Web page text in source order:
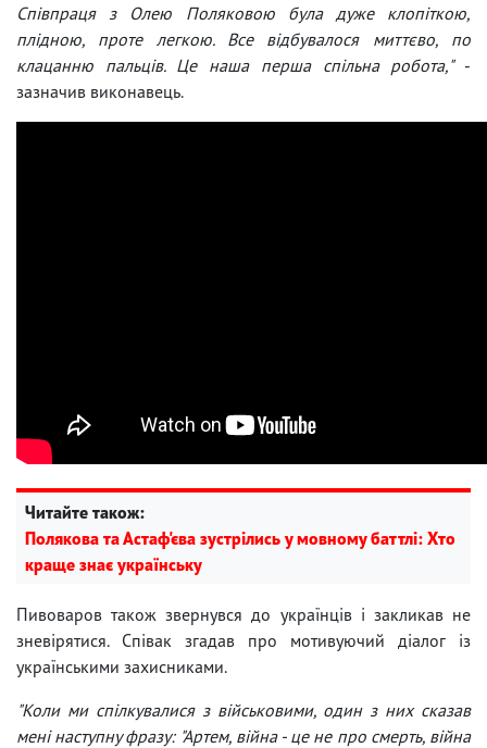
Співпраця з Олею Поляковою була дуже клопіткою,
плідною, проте легкою. Все відбувалося миттєво, по
клацанню пальців. Це наша перша спільна робота,"-
зазначив виконавець.
Читайте також:
Полякова та Астаф'єва зустрілись у мовному баттлі: Хто
краще знає українську
Пивоваров також звернувся до українців і закликав не
зневірятися. Співак згадав про мотивуючий діалог із
українськими захисниками.
"Коли ми спілкувалися з військовими, один з них сказав
мені наступну фразу: "Артем, війна - це не про смерть, війна